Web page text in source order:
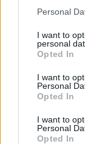
Personal
I want to
personal
Opted In
I want to
Personal
Opted In
I want to
Personal
Opted In
APA dá
condicionado
Porto-Aveiro
velocidade
ARTIGOS